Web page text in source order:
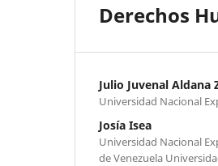
Derechos
Julio Juvenal Aldana
Universidad Nacional
Josía Isea
Universidad Nacional
de Venezuela